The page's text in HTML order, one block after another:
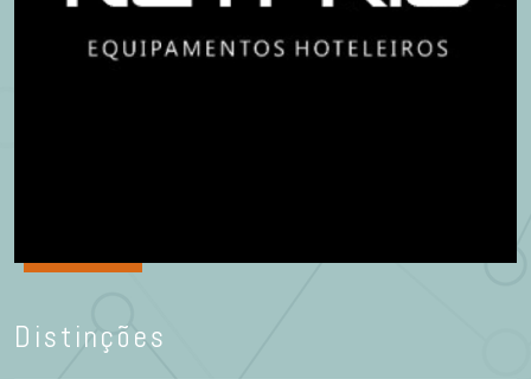
Distinções